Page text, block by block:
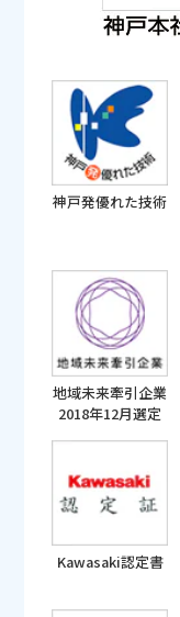
神戸発優れた技術
地域未来牽引企業
2018年12月選定
Kawasaki認定書